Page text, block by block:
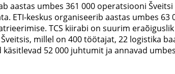
aastas umbes 361 000 operatsiooni Šveitsi
ETI-keskus organiseerib aastas umbes 63
TCS kiirabi on suurim eraõiguslik
millel on 400 töötajat, 22 logistika
52 000 juhtumit ja annavad